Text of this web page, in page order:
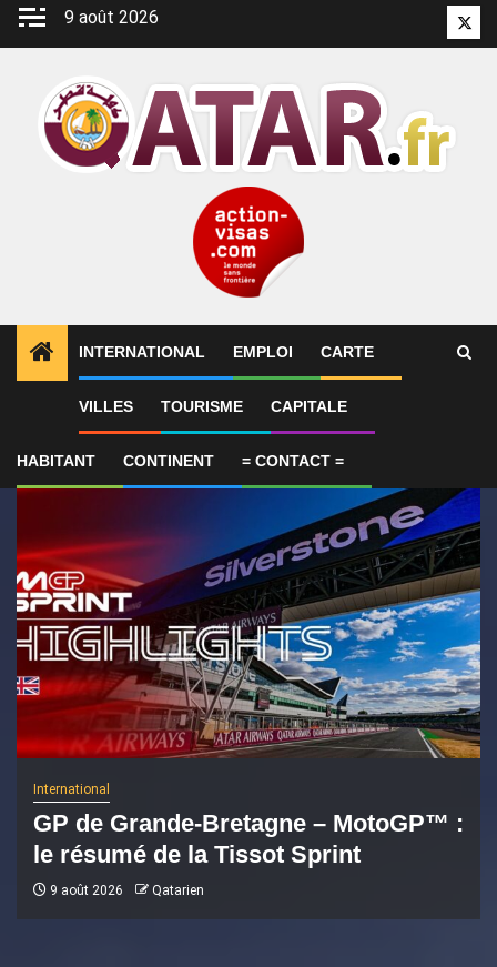
Aller
9 août 2026
INTERNATIONAL EMPLOI CARTE
VILLES TOURISME CAPITALE
HABITANT CONTINENT = CONTACT =
ALERTES INFO 1 GP de Grande-Bretagne –
International
GP de Grande-Bretagne – MotoGP™ :
le résumé de la Tissot Sprint
9 août 2026 Qatarien